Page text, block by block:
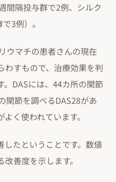
間隔投与群で2例、シルク
3例）。
ウマチの患者さんの現在
わすもので、治療効果を判
DASには、44カ所の関節
関節を調べるDAS28があ
く使われています。
たということです。数値
善度を示します。